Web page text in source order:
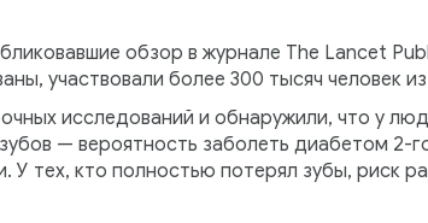
обзор в журнале The Lancet
участвовали более 300 тысяч человек из
исследований и обнаружили, что у
— вероятность заболеть диабетом 2-
тех, кто полностью потерял зубы, риск